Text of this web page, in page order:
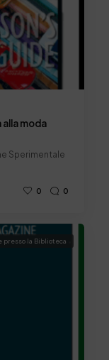
alla moda
Sperimentale
0 0
presso la Biblioteca